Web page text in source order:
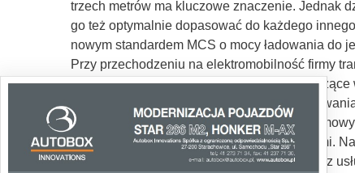
trzech metrów ma kluczowe znaczenie. Jednak
go też optymalnie dopasować do każdego
nowym standardem MCS o mocy ładowania do
Przy przechodzeniu na elektromobilność firmy
na elektromobilność obejmuje analizy
także dostarczanie samej infrastruktury
napędem konwencjonalnym, dostępne są
użytku z nowymi elektrycznymi samochodami.
być pokonywane wyłącznie elektrycznie, oraz